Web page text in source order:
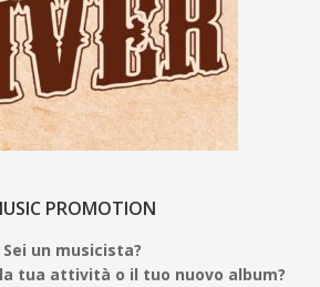
PROMOTION
Sei un musicista?
tua attività o il tuo nuovo album?